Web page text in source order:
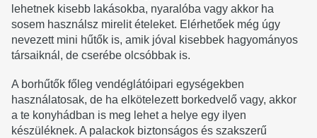
lehetnek kisebb lakásokba, nyaralóba vagy akkor ha
sosem használsz mirelit ételeket. Elérhetőek még úgy
nevezett mini hűtők is, amik jóval kisebbek hagyományos
társaiknál, de cserébe olcsóbbak is.
A borhűtők főleg vendéglátóipari egységekben
használatosak, de ha elkötelezett borkedvelő vagy, akkor
a te konyhádban is meg lehet a helye egy ilyen
készüléknek. A palackok biztonságos és szakszerű